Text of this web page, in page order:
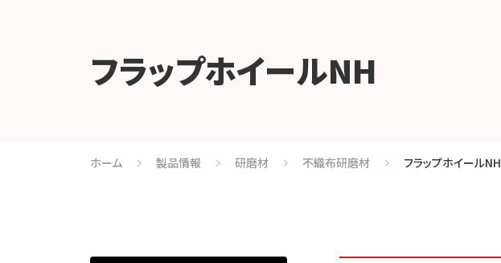
フラップホイールNH
ホーム 製品情報 研磨材 不織布研磨材 フラップホイールNH